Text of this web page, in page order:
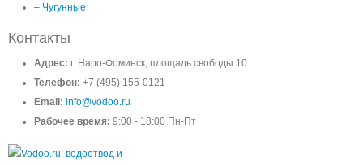
– Чугунные
Контакты
Адрес: г. Наро-Фоминск, площадь свободы 10
Телефон: +7 (495) 155-0121
Email: info@vodoo.ru
Рабочее время: 9:00 - 18:00 Пн-Пт